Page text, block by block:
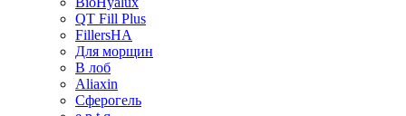
QT Fill Plus
FillersHA
Для морщин
В лоб
Aliaxin
Сферогель